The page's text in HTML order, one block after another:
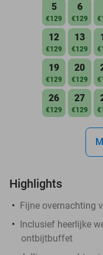
5
€129
6
€129
12
€129
13
€129
19
€129
20
€129
26
€129
27
€129
Highlights
Fijne overnachting
Inclusief heerlijke
ontbijtbuffet